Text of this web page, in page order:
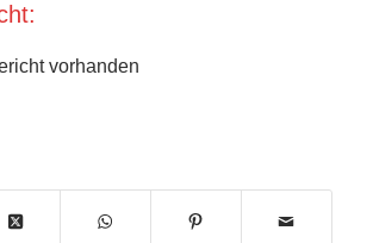
vorhanden